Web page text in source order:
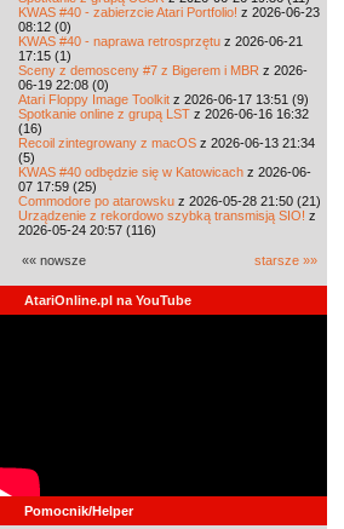
KWAS #40 - zabierzcie Atari Portfolio! z 2026-06-23
08:12 (0)
KWAS #40 - naprawa retrosprzętu z 2026-06-21
17:15 (1)
Sceny z demosceny #7 z Bigerem i MBR z 2026-
06-19 22:08 (0)
Atari Floppy Image Toolkit z 2026-06-17 13:51 (9)
Spotkanie online z grupą LST z 2026-06-16 16:32
(16)
Recoil zintegrowany z macOS z 2026-06-13 21:34
(5)
KWAS #40 odbędzie się w Katowicach z 2026-06-
07 17:59 (25)
Commodore po atarowsku z 2026-05-28 21:50 (21)
Urządzenie z rekordowo szybką transmisją SIO! z
2026-05-24 20:57 (116)
«« nowsze starsze »»
AtariOnline.pl na YouTube
Pomocnik/Helper